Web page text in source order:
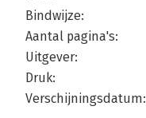
Bindwijze:
Aantal pagina's:
Uitgever:
Druk:
Verschijningsdatum: